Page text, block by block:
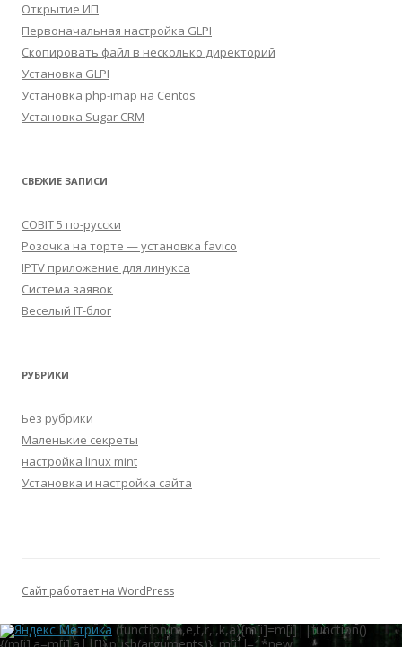
Открытие ИП
Первоначальная настройка GLPI
Скопировать файл в несколько директорий
Установка GLPI
Установка php-imap на Centos
Установка Sugar CRM
СВЕЖИЕ ЗАПИСИ
COBIT 5 по-русски
Розочка на торте — установка favico
IPTV приложение для линукса
Система заявок
Веселый IT-блог
РУБРИКИ
Без рубрики
Маленькие секреты
настройка linux mint
Установка и настройка сайта
Сайт работает на WordPress
(function(m,e,t,r,i,k,a){m[i]=m[i]||function()